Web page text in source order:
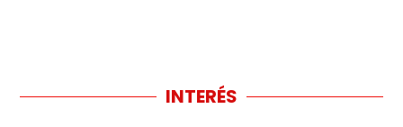
INTERÉS